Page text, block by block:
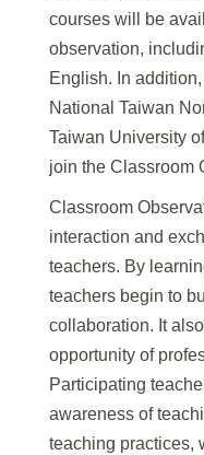
courses will be
observation,
English. In
National Taiwan
Taiwan University
join the Classroom
Classroom
interaction and
teachers. By
teachers begin to
collaboration. It
opportunity of
Participating
awareness of
teaching practices,